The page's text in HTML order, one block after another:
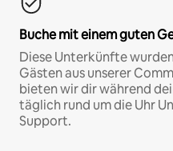
Buche mit einem guten
Diese Unterkünfte
Gästen aus unserer
bieten wir dir während
täglich rund um die Uhr
Support.